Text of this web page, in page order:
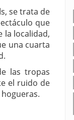
se trata de
que
la localidad,
una cuarta
las tropas
el ruido de